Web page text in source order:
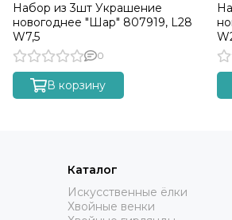
Набор из 3шт Украшение
новогоднее "Шар" 807919, L28
W7,5
0
В корзину
Каталог
Искусственные ёлки
Хвойные венки